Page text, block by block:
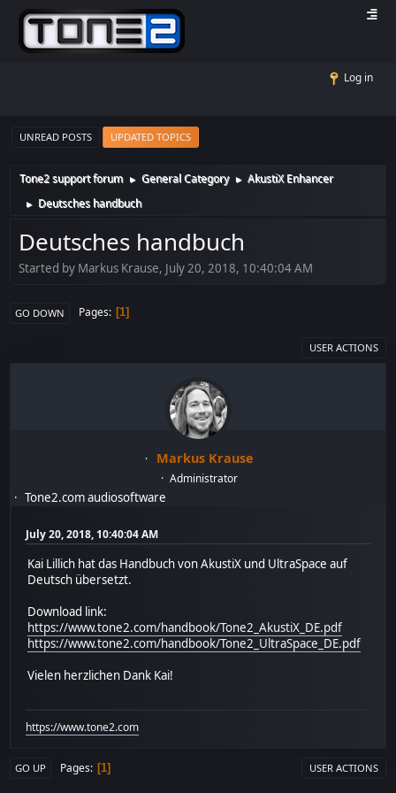
Log in
UNREAD POSTS UPDATED TOPICS
Tone2 support forum ► General Category ► AkustiX Enhancer
► Deutsches handbuch
Deutsches handbuch
Started by Markus Krause, July 20, 2018, 10:40:04 AM
GO DOWN Pages 1
USER ACTIONS
Markus Krause
Administrator
Tone2.com audiosoftware
July 20, 2018, 10:40:04 AM
Kai Lillich hat das Handbuch von AkustiX und UltraSpace auf
Deutsch übersetzt.
Download link:
https://www.tone2.com/handbook/Tone2_AkustiX_DE.pdf
https://www.tone2.com/handbook/Tone2_UltraSpace_DE.pdf
Vielen herzlichen Dank Kai!
https://www.tone2.com
GO UP Pages 1 USER ACTIONS